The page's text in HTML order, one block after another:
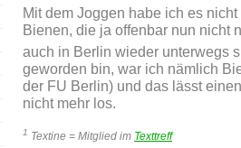
Mit dem Joggen habe ich es
Bienen, die ja offenbar nun nicht
auch in Berlin wieder unterwegs
geworden bin, war ich nämlich
der FU Berlin) und das lässt
nicht mehr los.
1 Textine = Mitglied im Texttreff